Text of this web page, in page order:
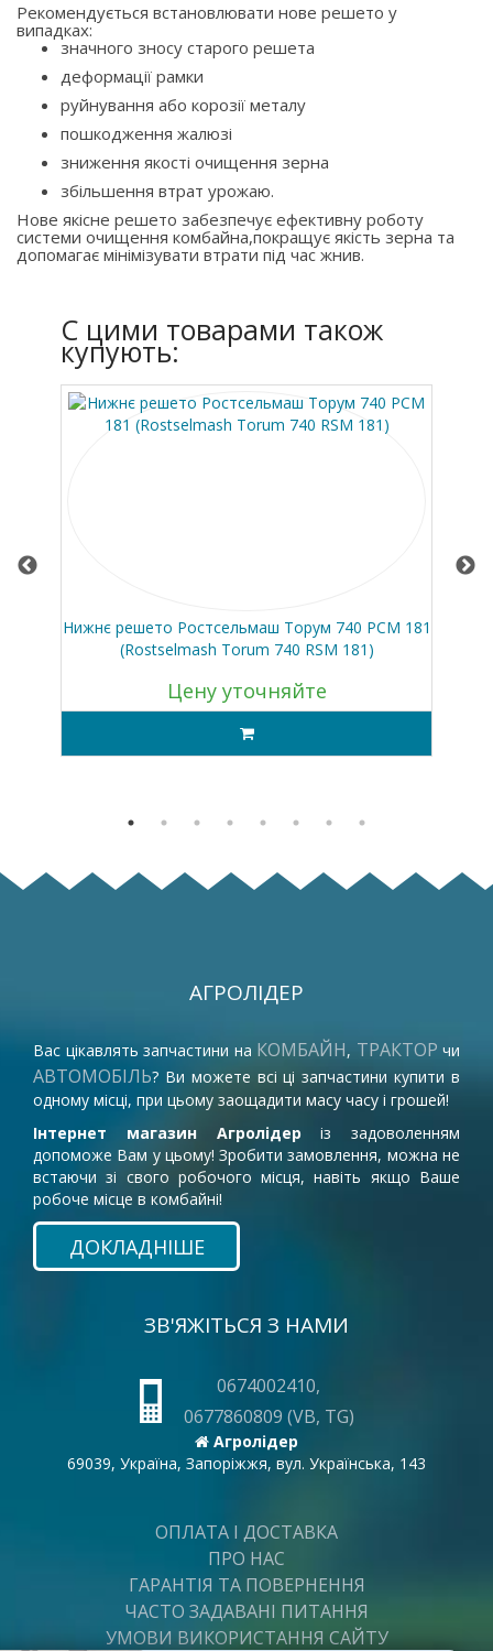
Рекомендується встановлювати нове решето у
випадках:
значного зносу старого решета
деформації рамки
руйнування або корозії металу
пошкодження жалюзі
зниження якості очищення зерна
збільшення втрат урожаю.
Нове якісне решето забезпечує ефективну роботу
системи очищення комбайна,покращує якість зерна та
допомагає мінімізувати втрати під час жнив.
C цими товарами також
купують:
Нижнє решето Ростсельмаш Торум 740 РСМ 181
(Rostselmash Torum 740 RSM 181)
Цену уточняйте
АГРОЛІДЕР
Вас цікавлять запчастини на КОМБАЙН, ТРАКТОР чи
АВТОМОБІЛЬ? Ви можете всі ці запчастини купити в
одному місці, при цьому заощадити масу часу і грошей!
Інтернет магазин Агролідер із задоволенням
допоможе Вам у цьому! Зробити замовлення, можна не
встаючи зі свого робочого місця, навіть якщо Ваше
робоче місце в комбайні!
ДОКЛАДНІШЕ
ЗВ'ЯЖІТЬСЯ З НАМИ
0674002410,
0677860809 (VB, TG)
Агролідер
69039, Україна, Запоріжжя, вул. Українська, 143
ОПЛАТА І ДОСТАВКА
ПРО НАС
ГАРАНТІЯ ТА ПОВЕРНЕННЯ
ЧАСТО ЗАДАВАНІ ПИТАННЯ
УМОВИ ВИКОРИСТАННЯ САЙТУ